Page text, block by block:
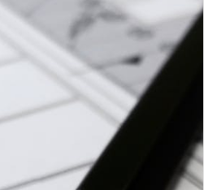
500-599
600-699